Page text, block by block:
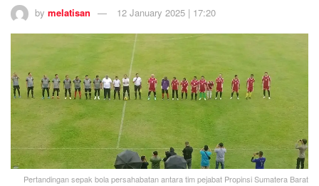
by melatisan 12 January 2025 | 17:20
Pertandingan sepak bola persahabatan antara tim pejabat Propinsi Sumatera Barat